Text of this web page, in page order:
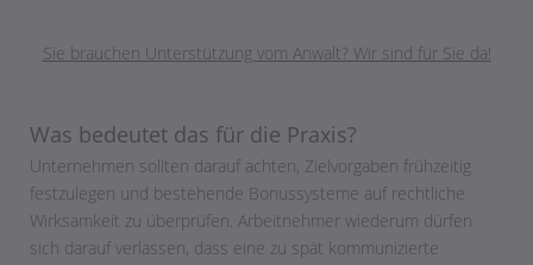
Sie brauchen Unterstützung vom Anwalt? Wir sind für Sie da!
Was bedeutet das für die Praxis?
Unternehmen sollten darauf achten, Zielvorgaben frühzeitig
festzulegen und bestehende Bonussysteme auf rechtliche
Wirksamkeit zu überprüfen. Arbeitnehmer wiederum dürfen
sich darauf verlassen, dass eine zu spät kommunizierte